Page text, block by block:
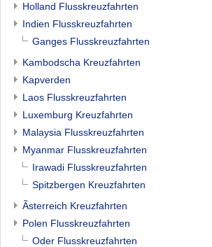
Holland Flusskreuzfahrten
Indien Flusskreuzfahrten
Ganges Flusskreuzfahrten
Kambodscha Kreuzfahrten
Kapverden
Laos Flusskreuzfahrten
Luxemburg Kreuzfahrten
Malaysia Flusskreuzfahrten
Myanmar Flusskreuzfahrten
Irawadi Flusskreuzfahrten
Spitzbergen Kreuzfahrten
Ãsterreich Kreuzfahrten
Polen Flusskreuzfahrten
Oder Flusskreuzfahrten